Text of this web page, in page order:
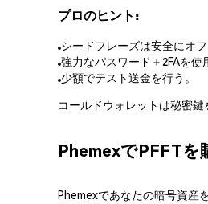
プロのヒント:
シードフレーズは安全にオフ
強力なパスワード＋2FAを使
少額でテスト送金を行う。
コールドウォレットは秘密
PhemexでPFFTを
Phemexであなたの暗号資産